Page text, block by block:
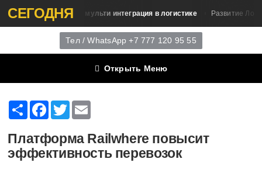
СЕГОДНЯ
Бесшовная мульти интеграция в логистике Развитие Логистики
Тел / WhatsApp +7 777 120 95 55
Открыть Меню
ShareFacebook
Twitter
Платформа Railwhere повысит
эффективность перевозок